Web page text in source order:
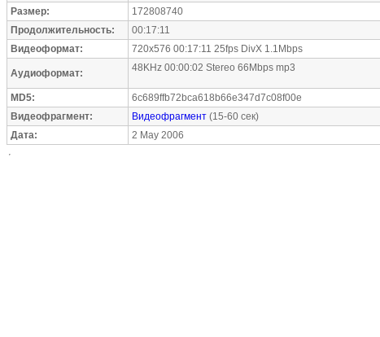
Размер:
172808740
Продолжительность:
00:17:11
Видеоформат:
720x576 00:17:11 25fps DivX 1.1Mbps
Аудиоформат: 48KHz 00:00:02 Stereo 66Mbps mp3
MD5:
6c689ffb72bca618b66e347d7c08f00e
Видеофрагмент:
Видеофрагмент (15-60 сек)
Дата:
2 May 2006